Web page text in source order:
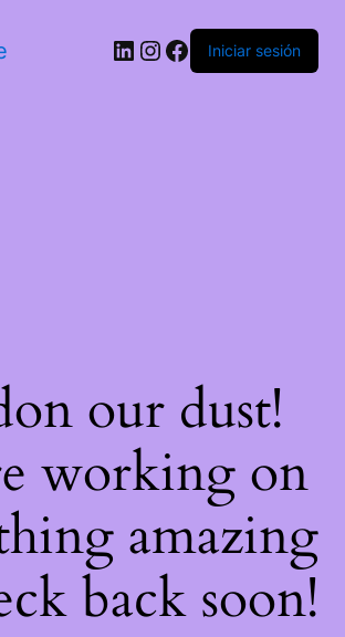
Iniciar sesión
our dust!
working on
amazing
back soon!